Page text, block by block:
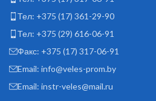
Тел: +375 (17) 361-29-90
Тел: +375 (29) 616-06-91
Факс: +375 (17) 317-06-91
Email: info@veles-prom.by
Email: instr-veles@mail.ru